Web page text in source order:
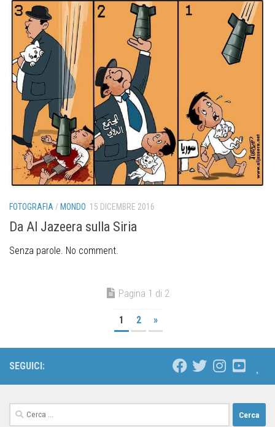
FOTOGRAFIA / MONDO 15 DICEMBRE 2016
Da Al Jazeera sulla Siria
Senza parole. No comment.
Pagina 1 di 2
1 2 »
SEGUICI: